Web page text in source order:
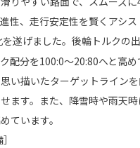
性、走行安定性を賢くアシ
遂げました。後輪トルクの
配分を100:0～20:80へと高
い描いたターゲットラインを
ます。また、降雪時や雨天
ています。